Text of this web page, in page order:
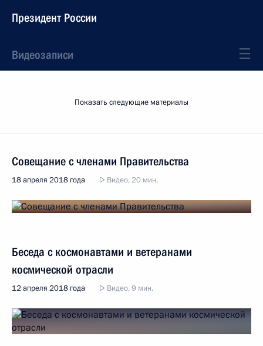
Президент России
Видеозаписи
Показать следующие материалы
Совещание с членами Правительства
18 апреля 2018 года Видео, 20 мин.
Беседа с космонавтами и ветеранами
космической отрасли
12 апреля 2018 года Видео, 9 мин.